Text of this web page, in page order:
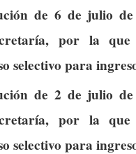
de 6 de julio
por la que
selectivo para
de 2 de julio
por la que
selectivo para